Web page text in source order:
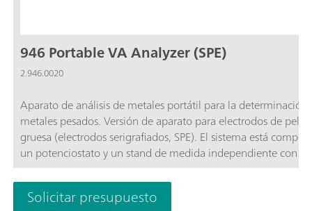
946 Portable VA Analyzer (SPE)
2.946.0020
Aparato de análisis de metales portátil para la determinación
metales pesados. Versión de aparato para electrodos de
gruesa (electrodos serigrafiados, SPE). El sistema está
un potenciostato y un stand de medida independiente con un
agitador incorporado y electrodos intercambiables. El
controla con el software Portable VA Analyzer. La
eléctrica se realiza a través del conector USB y de la batería
Solicitar presupuesto